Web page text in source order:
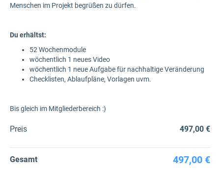
Menschen im Projekt begrüßen zu dürfen.
Du erhältst:
52 Wochenmodule
wöchentlich 1 neues Video
wöchentlich 1 neue Aufgabe für nachhaltige Veränderung
Checklisten, Ablaufpläne, Vorlagen uvm.
Bis gleich im Mitgliederbereich :)
Preis 497,00 €
Gesamt 497,00 €